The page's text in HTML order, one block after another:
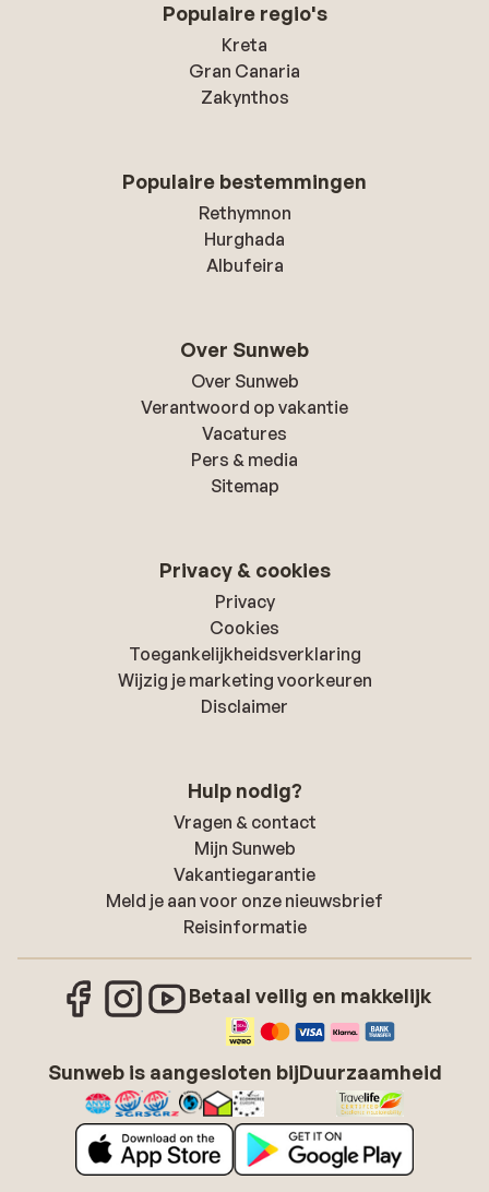
Populaire regio's
Kreta
Gran Canaria
Zakynthos
Populaire bestemmingen
Rethymnon
Hurghada
Albufeira
Over Sunweb
Over Sunweb
Verantwoord op vakantie
Vacatures
Pers & media
Sitemap
Privacy & cookies
Privacy
Cookies
Toegankelijkheidsverklaring
Wijzig je marketing voorkeuren
Disclaimer
Hulp nodig?
Vragen & contact
Mijn Sunweb
Vakantiegarantie
Meld je aan voor onze nieuwsbrief
Reisinformatie
Betaal veilig en makkelijk
Sunweb is aangesloten bijDuurzaamheid